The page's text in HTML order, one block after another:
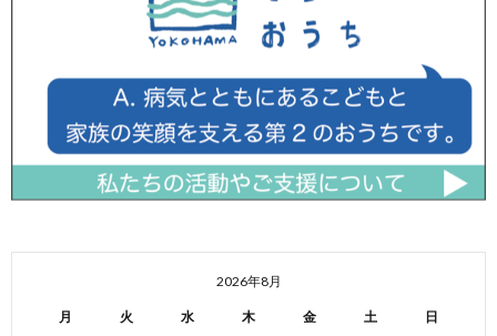
2026年8月
月 火 水 木 金 土 日